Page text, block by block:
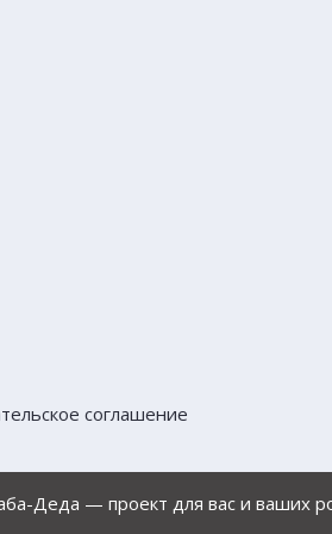
соглашение
Деда — проект для вас и ваших